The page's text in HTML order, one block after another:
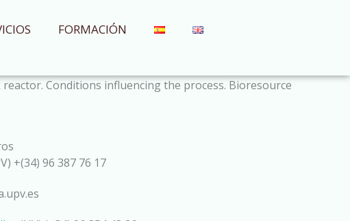
FORMACIÓN
reactor. Conditions influencing the process. Bioresource
+(34) 96 387 76 17